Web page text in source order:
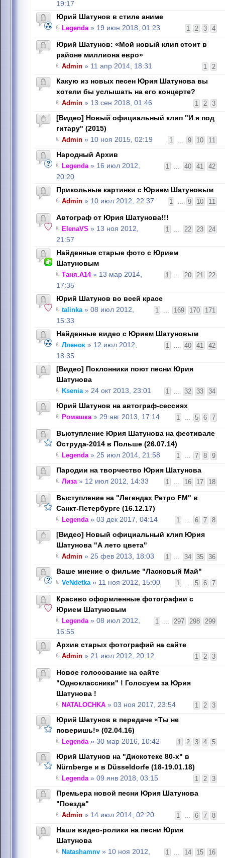
19:17
Юрий Шатунов в стиле аниме
1 2 3 4
Legenda» 19 июн 2018, 01:23
Юрий Шатунов: «Мой новый клип стоит в
районе миллиона евро»
1 2
Admin » 11 апр 2014, 18:31
Какую из новых песен Юрия Шатунова вы
хотели бы услышать на его концерте?
1 2 3
Admin » 13 сен 2018, 01:46
[Видео] Новый официальный клип "И я под
гитару" (2015)
1 ... 9 10 11
Admin » 10 ноя 2015, 02:19
Народный Архив
1 ... 40 41 42
Legenda» 16 июл 2012,
20:20
Прикольные картинки с Юрием Шатуновым
1 ... 9 10 11
Admin » 10 июл 2012, 22:37
Автограф от Юрия Шатунова!!!
1 ... 22 23 24
ElenaVS » 13 ноя 2012,
21:57
Найденные старые фото с Юрием
Шатуновым
1 ... 20 21 22
Таня.А14» 13 мар 2014,
17:35
Юрий Шатунов во всей красе
1 ... 169 170 171
talinka» 08 июл 2012,
15:33
Найденные видео с Юрием Шатуновым
1 ... 40 41 42
Лленок » 12 июл 2012,
18:35
[Видео] Поклонники поют песни Юрия
Шатунова
1 ... 32 33 34
Ksenia» 24 окт 2013, 23:01
Юрий Шатунов на автограф-сессиях
1 ... 5 6 7
Ромашка» 29 авг 2013, 17:14
Выступление Юрия Шатунова на фестивале
Оструда-2014 в Польше (26.07.14)
1 ... 7 8 9
Legenda» 25 июл 2014, 21:58
Пародии на творчество Юрия Шатунова
1 ... 16 17 18
Лиза» 12 июл 2012, 14:33
Выступление на "Легендах Ретро FM" в
Санкт-Петербурге (16.12.17)
1 ... 6 7 8
Legenda» 03 дек 2017, 04:14
[Видео] Новый официальный клип Юрия
Шатунова "А лето цвета"
1 ... 34 35 36
Admin » 25 фев 2013, 18:03
Ваше мнение о фильме "Ласковый Май"
1 ... 5 6 7
VeNdetka» 11 ноя 2012, 15:00
Красиво оформленные фотографии с
Юрием Шатуновым
1 ... 297 298 299
Legenda» 08 июл 2012,
16:55
Архив старых фотографий на сайте
1 2 3
Admin » 21 июл 2012, 20:12
Новое голосование на сайте
"Одноклассники" ! Голосуем за Юрия
Шатунова !
1 2 3
NATALOCHKA » 03 ноя 2017, 23:54
Юрий Шатунов в передаче «Ты не
поверишь!» (02.04.16)
1 2 3 4 5
Legenda» 30 мар 2016, 10:42
Юрий Шатунов на "Дискотеке 80-х" в
Nürnbergе и в Düsseldorfе (18-19.01.18)
1 2 3
Legenda» 09 янв 2018, 03:15
Премьера новой песни Юрия Шатунова
"Поезда"
1 ... 6 7 8
Admin » 14 июл 2014, 02:20
Наши видео-ролики на песни Юрия
Шатунова
1 ... 14 15 16
Natashamnv » 10 ноя 2012,